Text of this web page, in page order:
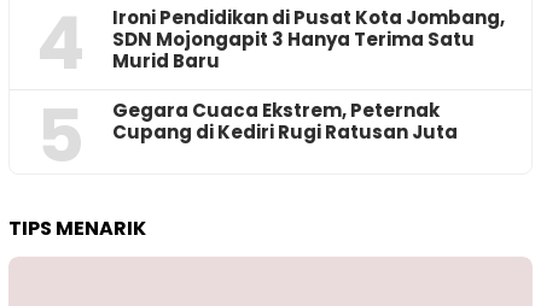
4
Ironi Pendidikan di Pusat Kota Jombang,
SDN Mojongapit 3 Hanya Terima Satu
Murid Baru
5
‎Gegara Cuaca Ekstrem, Peternak
Cupang di Kediri Rugi Ratusan Juta
TIPS MENARIK